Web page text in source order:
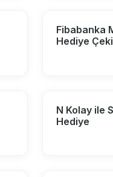
Fibabanka
Hediye
N Kolay ile
Hediye